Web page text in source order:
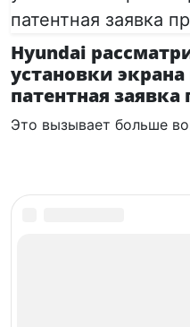
Hyundai
установки
патентная заявка
Это вызывает больше